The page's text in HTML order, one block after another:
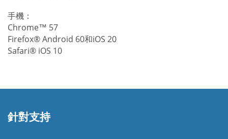
手機：
Chrome™ 57
Firefox® Android 60和iOS 20
Safari® iOS 10
針對支持